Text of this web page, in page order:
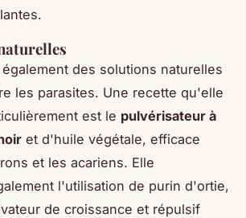
des solutions naturelles
les parasites. Une recette qu'elle
est le pulvérisateur à
et d'huile végétale, efficace
et les acariens. Elle
l'utilisation de purin d'ortie,
de croissance et répulsif